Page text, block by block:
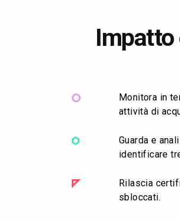
Monitora in
attività di
Guarda e
identificare
Rilascia
sbloccati.